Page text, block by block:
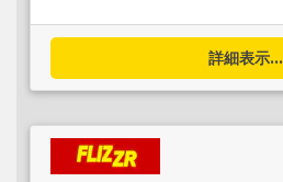
詳細表示...